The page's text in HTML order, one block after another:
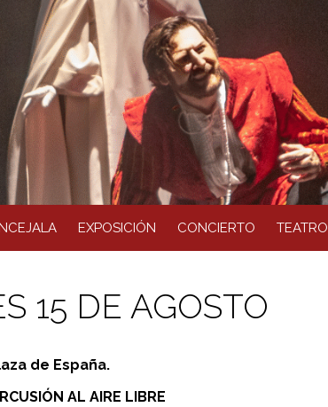
EXPOSICIÓN CONCIERTO TEATRO
15 DE AGOSTO
de España.
AL AIRE LIBRE